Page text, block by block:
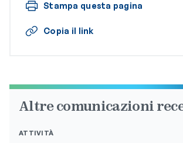
Stampa questa pagina
Copia il link
Altre comunicazioni
ATTIVITÀ